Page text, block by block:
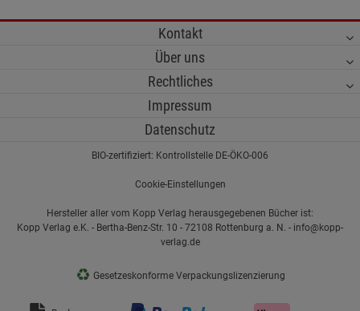
Kontakt
Über uns
Rechtliches
Impressum
Datenschutz
BIO-zertifiziert: Kontrollstelle DE-ÖKO-006
Cookie-Einstellungen
Hersteller aller vom Kopp Verlag herausgegebenen Bücher ist:
Kopp Verlag e.K. - Bertha-Benz-Str. 10 - 72108 Rottenburg a. N. - info@kopp-
verlag.de
♻ Gesetzeskonforme Verpackungslizenzierung